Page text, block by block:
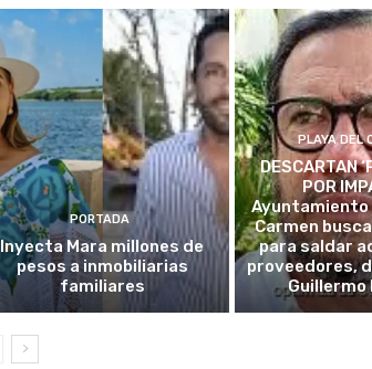
PORTADA
Inyecta Mara millones de
pesos a inmobiliarias
familiares
PLAYA DEL
DESCARTAN
POR
Ayuntamiento
Carmen
para saldar
proveedores,
Guillermo